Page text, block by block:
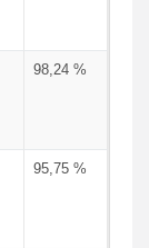
98,24 %
95,75 %